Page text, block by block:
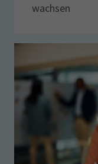
wachsen